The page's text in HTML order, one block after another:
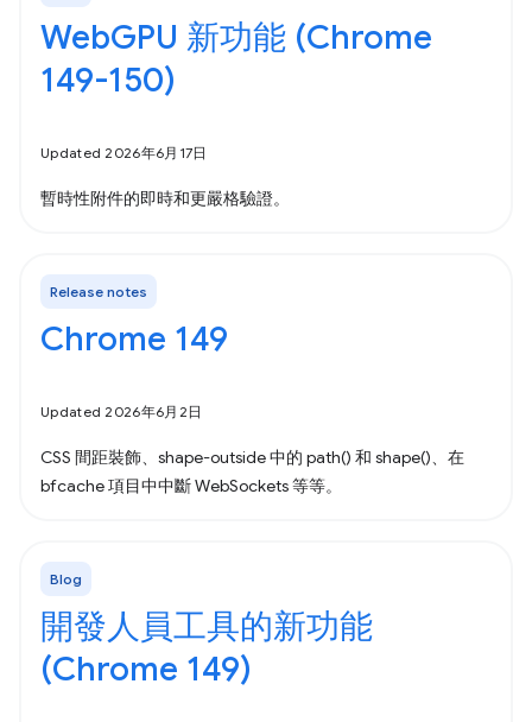
WebGPU 新功能 (Chrome
149-150)
Updated 2026年6月17日
暫時性附件的即時和更嚴格驗證。
Release notes
Chrome 149
Updated 2026年6月2日
CSS 間距裝飾、shape-outside 中的 path() 和 shape()、在
bfcache 項目中中斷 WebSockets 等等。
Blog
開發人員工具的新功能
(Chrome 149)